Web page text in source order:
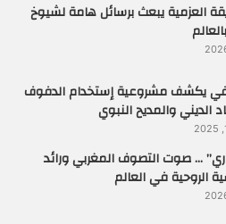
العزمية يبعث برسائل هامة لشيوخ
يكشف مشروعية إستخدام الدفوف
الديني والمديح النبوي
… صوت التصوف المغربي ورائد
الروحية في العالم